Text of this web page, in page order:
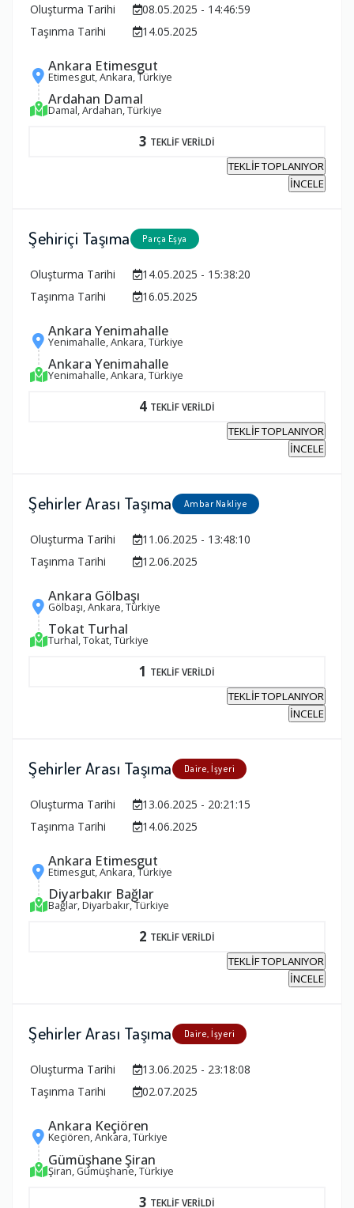
Oluşturma Tarihi
08.05.2025 - 14:46:59
Taşınma Tarihi
14.05.2025
Ankara Etimesgut
Etimesgut, Ankara, Türkiye
Ardahan Damal
Damal, Ardahan, Türkiye
3 TEKLİF VERİLDİ
TEKLİF TOPLANIYOR
İNCELE
Şehiriçi Taşıma Parça Eşya
Oluşturma Tarihi
14.05.2025 - 15:38:20
Taşınma Tarihi
16.05.2025
Ankara Yenimahalle
Yenimahalle, Ankara, Türkiye
Ankara Yenimahalle
Yenimahalle, Ankara, Türkiye
4 TEKLİF VERİLDİ
TEKLİF TOPLANIYOR
İNCELE
Şehirler Arası Taşıma Ambar Nakliye
Oluşturma Tarihi
11.06.2025 - 13:48:10
Taşınma Tarihi
12.06.2025
Ankara Gölbaşı
Gölbaşı, Ankara, Türkiye
Tokat Turhal
Turhal, Tokat, Türkiye
1 TEKLİF VERİLDİ
TEKLİF TOPLANIYOR
İNCELE
Şehirler Arası Taşıma Daire, İşyeri
Oluşturma Tarihi
13.06.2025 - 20:21:15
Taşınma Tarihi
14.06.2025
Ankara Etimesgut
Etimesgut, Ankara, Türkiye
Diyarbakır Bağlar
Bağlar, Diyarbakır, Türkiye
2 TEKLİF VERİLDİ
TEKLİF TOPLANIYOR
İNCELE
Şehirler Arası Taşıma Daire, İşyeri
Oluşturma Tarihi
13.06.2025 - 23:18:08
Taşınma Tarihi
02.07.2025
Ankara Keçiören
Keçiören, Ankara, Türkiye
Gümüşhane Şiran
Şiran, Gümüşhane, Türkiye
3 TEKLİF VERİLDİ